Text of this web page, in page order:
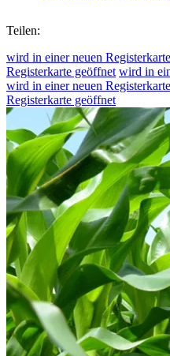
Teilen:
wird in einer neuen
Registerkarte geöffnet wird in
wird in einer neuen
Registerkarte geöffnet